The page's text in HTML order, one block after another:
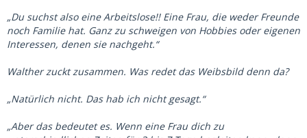
„Du suchst also eine Arbeitslose!! Eine Frau, die weder Freunde
noch Familie hat. Ganz zu schweigen von Hobbies oder eigenen
Interessen, denen sie nachgeht.“
Walther zuckt zusammen. Was redet das Weibsbild denn da?
„Natürlich nicht. Das hab ich nicht gesagt.“
„Aber das bedeutet es. Wenn eine Frau dich zu